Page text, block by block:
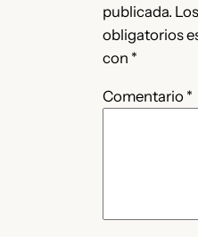
publicada.
obligatorios
con *
Comentario *